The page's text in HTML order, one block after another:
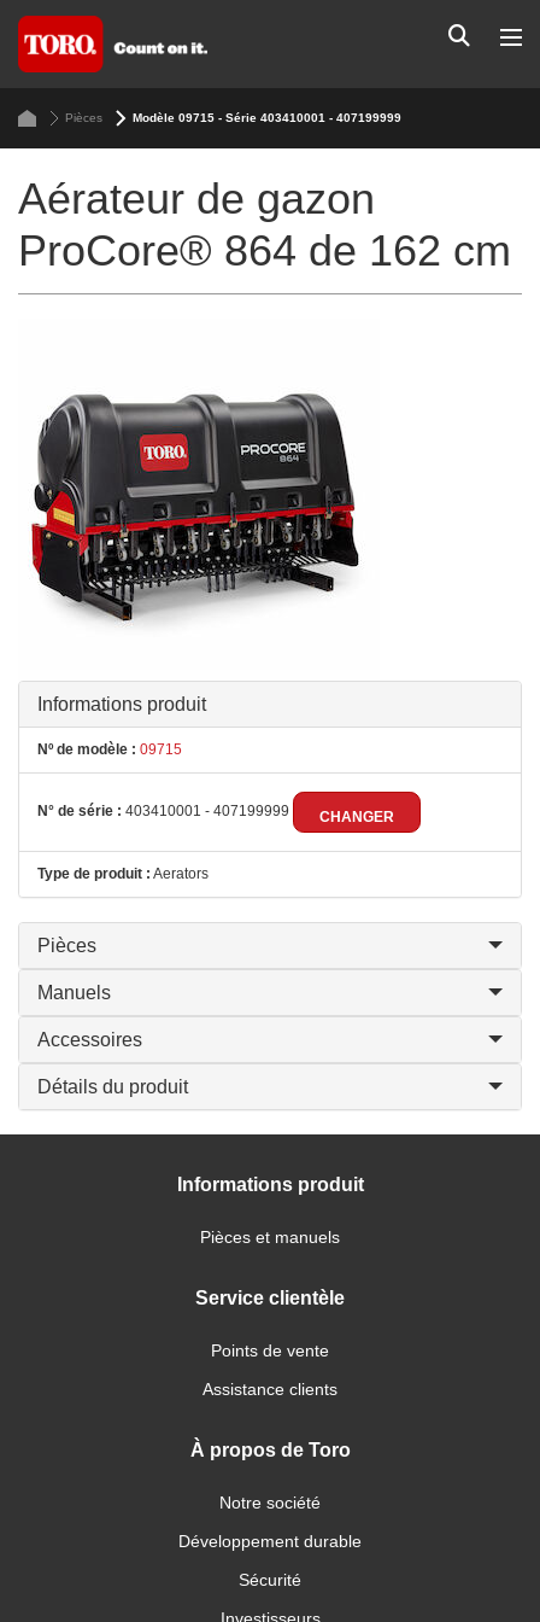
Pièces Modèle 09715 - Série 403410001 - 407199999
Aérateur de gazon
ProCore® 864 de 162 cm
Informations produit
Nº de modèle : 09715
N° de série : 403410001 - 407199999 CHANGER
Type de produit : Aerators
Pièces
Manuels
Accessoires
Détails du produit
Informations produit
Pièces et manuels
Service clientèle
Points de vente
Assistance clients
À propos de Toro
Notre société
Développement durable
Sécurité